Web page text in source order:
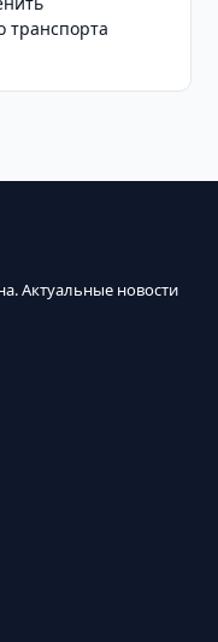
транспорта
Актуальные новости